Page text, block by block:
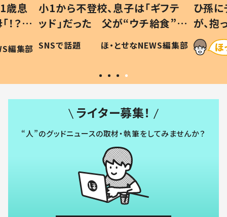
歳息
？」
編集部
小1から不登校、息子は「ギフテ
ッド」だった 父が“ウチ給食”を
作り続ける理由とは #令和の親
#令和の子
SNSで話題 ほ・とせなNEWS編集部
ひ孫
が、
「涙が
い」
ライター募集！
“人”のグッドニュースの取材・執筆をしてみませんか？